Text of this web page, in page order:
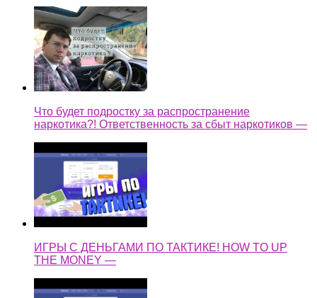
Что будет подростку за распространение
наркотика?! Ответственность за сбыт наркотиков —
ИГРЫ С ДЕНЬГАМИ ПО ТАКТИКЕ! HOW TO UP
THE MONEY —